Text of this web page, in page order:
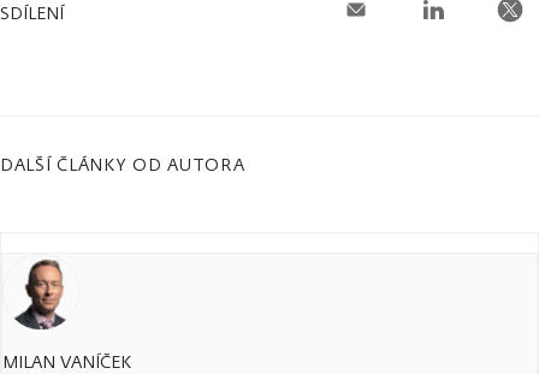
SDÍLENÍ
DALŠÍ ČLÁNKY OD AUTORA
MILAN VANÍČEK